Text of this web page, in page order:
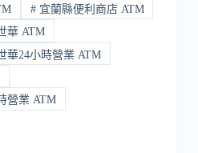
#宜蘭縣便利商店 ATM
華 ATM
華24小時營業 ATM
營業 ATM